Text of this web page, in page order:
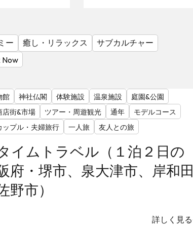
ー 癒し・リラックス
サブカルチャー
Now
館 神社仏閣 体験施設 温泉施設
庭園&公園
店街&市場 ツアー・周遊観光 通年
モデルコース
ップル・夫婦旅行 一人旅 友人との旅
イムトラベル（１泊２日の
府・堺市、泉大津市、岸和田
野市）
詳しく見る